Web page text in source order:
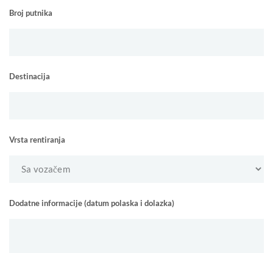
Broj putnika
Destinacija
Vrsta rentiranja
Dodatne informacije (datum polaska i dolazka)